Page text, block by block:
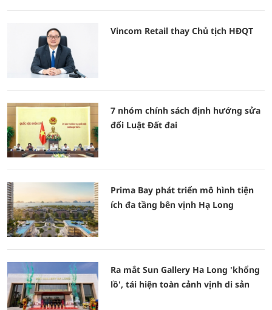
Vincom Retail thay Chủ tịch HĐQT
7 nhóm chính sách định hướng sửa
đổi Luật Đất đai
Prima Bay phát triển mô hình tiện
ích đa tầng bên vịnh Hạ Long
Ra mắt Sun Gallery Ha Long 'khổng
lồ', tái hiện toàn cảnh vịnh di sản